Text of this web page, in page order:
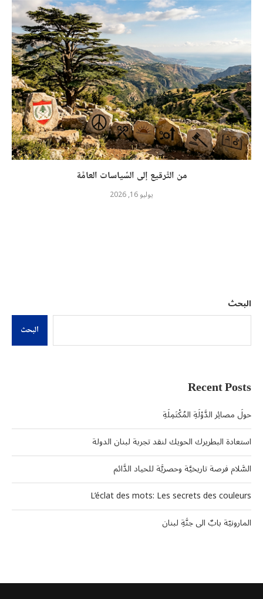
من التَّرقيع إلى السِّياسات العامَّة
يوليو 16, 2026
البحث
البحث
Recent Posts
حولَ مصائِر الدَّوْلَةِ المُكْتَمِلَةِ
استعادة البطريرك الحويك لنقد تجربة لبنان الدولة
السَّلام فرصة تاريخيَّة وحصريَّة للحياد الدَّائم
L’éclat des mots: Les secrets des couleurs
المارونيّة بابٌ الى جنَّةِ لبنان